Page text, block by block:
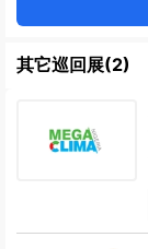
其它巡回展(2)